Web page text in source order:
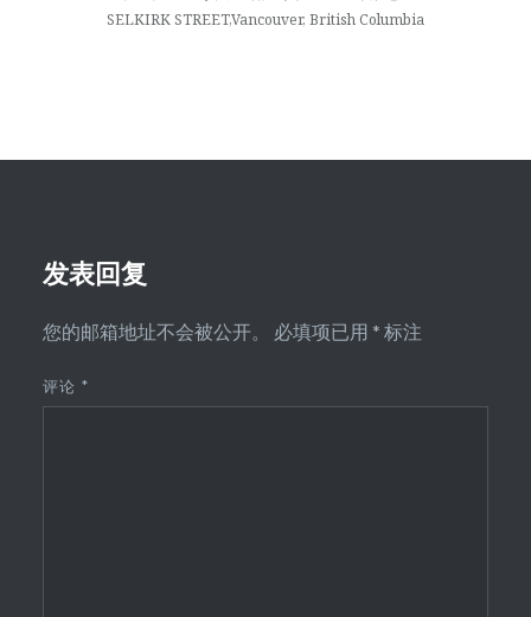
SELKIRK STREET,Vancouver, British Columbia
发表回复
您的邮箱地址不会被公开。 必填项已用 * 标注
评论 *